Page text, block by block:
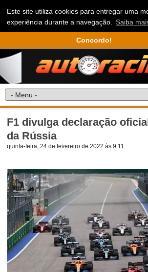
Este site utiliza cookies para entregar uma
experiência durante a navegação. Saiba
Concordo!
F1 divulga declaração
da Rússia
quinta-feira, 24 de fevereiro de 2022 às 9:11